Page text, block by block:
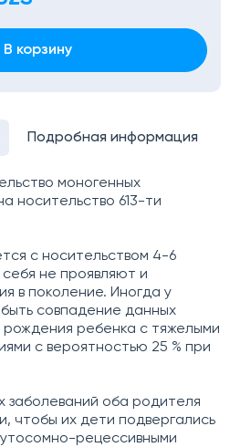
Подробная информация
моногенных
носительство 613-ти
с носительством 4-6
не проявляют и
в поколение. Иногда у
совпадение данных
ребенка с тяжелыми
с вероятностью 25 % при
заболеваний оба родителя
чтобы их дети подвергались
рецессивными
В корзину